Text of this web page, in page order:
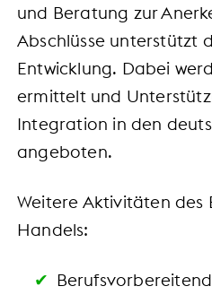
und Beratung zur
Abschlüsse unterstützt
Entwicklung. Dabei
ermittelt und
Integration in den
angeboten.
Weitere Aktivitäten des
Handels: